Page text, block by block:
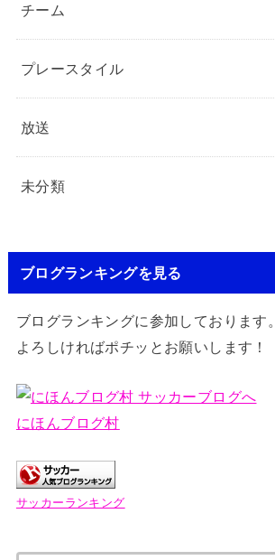
チーム
プレースタイル
放送
未分類
ブログランキングを見る
ブログランキングに参加しております。
よろしければポチッとお願いします！
にほんブログ村
サッカーランキング